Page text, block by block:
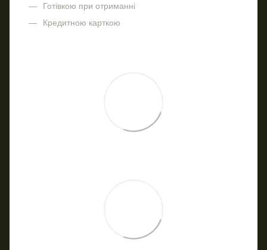
Готівкою при отриманні
Кредитною карткою